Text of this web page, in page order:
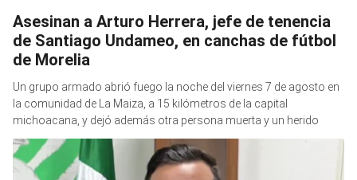
Asesinan a Arturo Herrera, jefe de tenencia
de Santiago Undameo, en canchas de fútbol
de Morelia
Un grupo armado abrió fuego la noche del viernes 7 de agosto en
la comunidad de La Maiza, a 15 kilómetros de la capital
michoacana, y dejó además otra persona muerta y un herido